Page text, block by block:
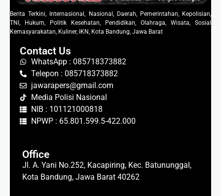
Berita Terkini, Internasional, Nasional, Daerah, Pemerintahan, Kepolisian,
TNI, Hukum, Politik Kesehatan, Pendidikan, Olahraga, Wisata, Sosial
Kemasyarakatan, Kuliner, IKN, Kota Bandung, Jawa Barat
Contact Us
WhatsApp : 085718373882
Telepon : 085718373882
jawarapers@gmail.com
Media Polisi Nasional
NIB : 101121000818
NPWP : 65.801.599.5-422.000
Office
Jl. A. Yani No.252, Kacapiring, Kec. Batununggal,
Kota Bandung, Jawa Barat 40262